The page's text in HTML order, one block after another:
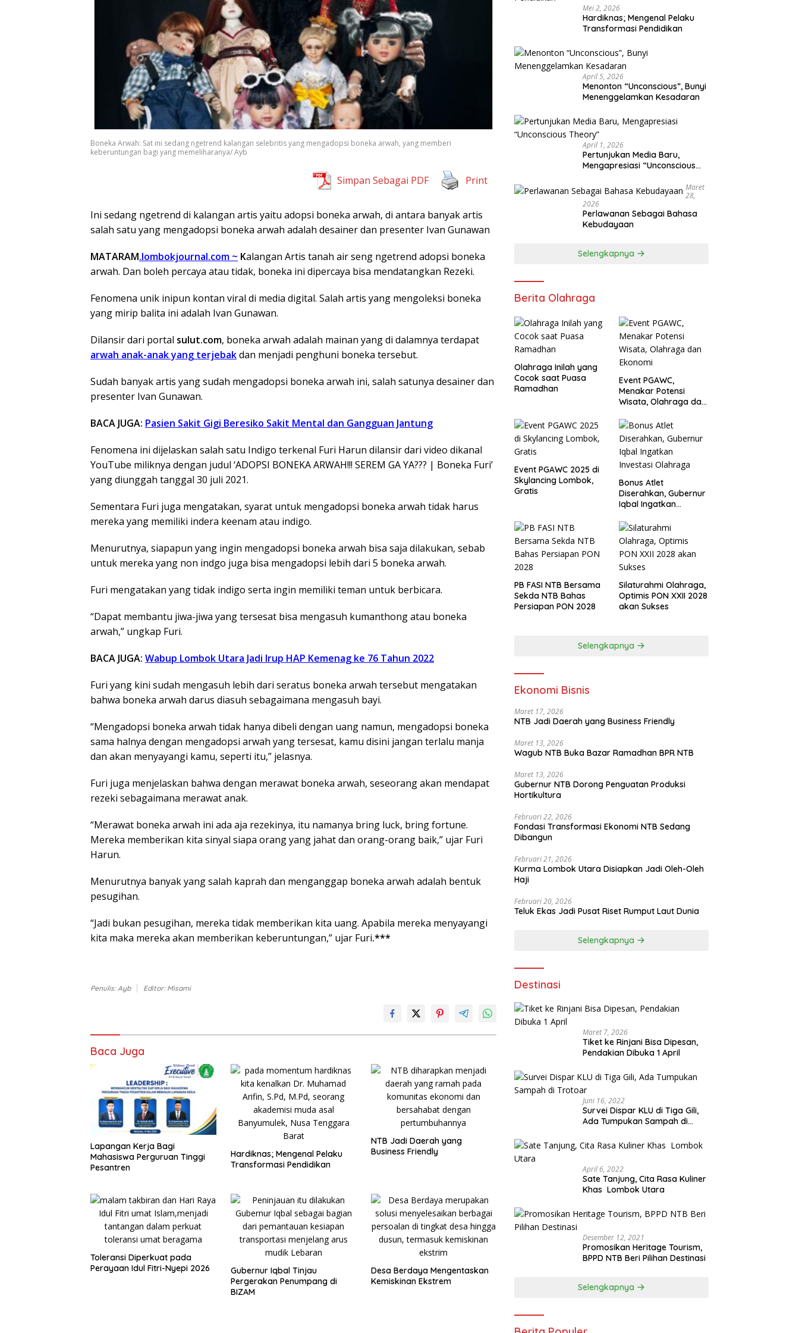
Boneka Arwah: Sat ini sedang ngetrend kalangan selebritis yang mengadopsi boneka arwah, yang memberi
keberuntungan bagi yang memeliharanya/ Ayb
Simpan Sebagai PDF Print
Ini sedang ngetrend di kalangan artis yaitu adopsi boneka arwah, di antara banyak artis
salah satu yang mengadopsi boneka arwah adalah desainer dan presenter Ivan Gunawan
MATARAM.lombokjournal.com ~ Kalangan Artis tanah air seng ngetrend adopsi boneka
arwah. Dan boleh percaya atau tidak, boneka ini dipercaya bisa mendatangkan Rezeki.
Fenomena unik inipun kontan viral di media digital. Salah artis yang mengoleksi boneka
yang mirip balita ini adalah Ivan Gunawan.
Dilansir dari portal sulut.com, boneka arwah adalah mainan yang di dalamnya terdapat
arwah anak-anak yang terjebakdan menjadi penghuni boneka tersebut.
Sudah banyak artis yang sudah mengadopsi boneka arwah ini, salah satunya desainer dan
presenter Ivan Gunawan.
BACA JUGA: Pasien Sakit Gigi Beresiko Sakit Mental dan Gangguan Jantung
Fenomena ini dijelaskan salah satu Indigo terkenal Furi Harun dilansir dari video dikanal
YouTube miliknya dengan judul ‘ADOPSI BONEKA ARWAH!!! SEREM GA YA??? | Boneka Furi’
yang diunggah tanggal 30 juli 2021.
Sementara Furi juga mengatakan, syarat untuk mengadopsi boneka arwah tidak harus
mereka yang memiliki indera keenam atau indigo.
Menurutnya, siapapun yang ingin mengadopsi boneka arwah bisa saja dilakukan, sebab
untuk mereka yang non indgo juga bisa mengadopsi lebih dari 5 boneka arwah.
Furi mengatakan yang tidak indigo serta ingin memiliki teman untuk berbicara.
“Dapat membantu jiwa-jiwa yang tersesat bisa mengasuh kumanthong atau boneka
arwah,” ungkap Furi.
BACA JUGA: Wabup Lombok Utara Jadi Irup HAP Kemenag ke 76 Tahun 2022
Furi yang kini sudah mengasuh lebih dari seratus boneka arwah tersebut mengatakan
bahwa boneka arwah darus diasuh sebagaimana mengasuh bayi.
“Mengadopsi boneka arwah tidak hanya dibeli dengan uang namun, mengadopsi boneka
sama halnya dengan mengadopsi arwah yang tersesat, kamu disini jangan terlalu manja
dan akan menyayangi kamu, seperti itu,” jelasnya.
Furi juga menjelaskan bahwa dengan merawat boneka arwah, seseorang akan mendapat
rezeki sebagaimana merawat anak.
“Merawat boneka arwah ini ada aja rezekinya, itu namanya bring luck, bring fortune.
Mereka memberikan kita sinyal siapa orang yang jahat dan orang-orang baik,” ujar Furi
Harun.
Menurutnya banyak yang salah kaprah dan menganggap boneka arwah adalah bentuk
pesugihan.
“Jadi bukan pesugihan, mereka tidak memberikan kita uang. Apabila mereka menyayangi
kita maka mereka akan memberikan keberuntungan,” ujar Furi.***
Penulis: Ayb Editor: Misami
Baca Juga
Lapangan Kerja Bagi
Mahasiswa Perguruan Tinggi
Pesantren
Hardiknas; Mengenal Pelaku
Transformasi Pendidikan
NTB Jadi Daerah yang
Business Friendly
Toleransi Diperkuat pada
Perayaan Idul Fitri-Nyepi 2026
Gubernur Iqbal Tinjau
Pergerakan Penumpang di
BIZAM
Desa Berdaya Mengentaskan
Kemiskinan Ekstrem
Mei 2, 2026
Hardiknas; Mengenal Pelaku
Transformasi Pendidikan
April 5, 2026
Menonton “Unconscious”, Bunyi
Menenggelamkan Kesadaran
April 1, 2026
Pertunjukan Media Baru,
Mengapresiasi “Unconscious
Maret
28,
2026
Perlawanan Sebagai Bahasa
Kebudayaan
Selengkapnya
Berita Olahraga
Olahraga Inilah yang
Cocok saat Puasa
Ramadhan
Event PGAWC,
Menakar Potensi
Wisata, Olahraga dan
Event PGAWC 2025 di
Skylancing Lombok,
Gratis
Bonus Atlet
Diserahkan, Gubernur
Iqbal Ingatkan
PB FASI NTB Bersama
Sekda NTB Bahas
Persiapan PON 2028
Silaturahmi Olahraga,
Optimis PON XXII 2028
akan Sukses
Selengkapnya
Ekonomi Bisnis
Maret 17, 2026
NTB Jadi Daerah yang Business Friendly
Maret 13, 2026
Wagub NTB Buka Bazar Ramadhan BPR NTB
Maret 13, 2026
Gubernur NTB Dorong Penguatan Produksi
Hortikultura
Februari 22, 2026
Fondasi Transformasi Ekonomi NTB Sedang
Dibangun
Februari 21, 2026
Kurma Lombok Utara Disiapkan Jadi Oleh-Oleh
Haji
Februari 20, 2026
Teluk Ekas Jadi Pusat Riset Rumput Laut Dunia
Selengkapnya
Destinasi
Maret 7, 2026
Tiket ke Rinjani Bisa Dipesan,
Pendakian Dibuka 1 April
Juni 16, 2022
Survei Dispar KLU di Tiga Gili,
Ada Tumpukan Sampah di
April 6, 2022
Sate Tanjung, Cita Rasa Kuliner
Khas Lombok Utara
Desember 12, 2021
Promosikan Heritage Tourism,
BPPD NTB Beri Pilihan Destinasi
Selengkapnya